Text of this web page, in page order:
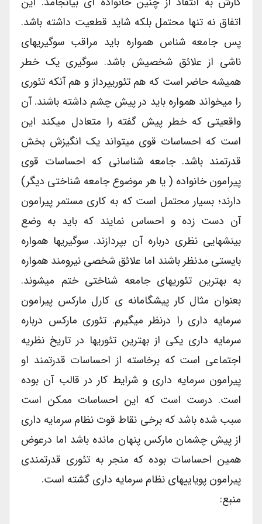
اتفاق نه تنها محتمل بلکه شاید قطعیت داشته باشد.
پس جامعه شناس همواره باید مراقب سوگیریهای
ناشی از علائق شخصیش باشد. سوگیری یک خطر
همیشه حاضر است که هم تئوریپرداز و هم آنکه تئوری
را میخواند همواره باید در پیش چشم داشته باشند. آن
واقعیتی که خطر پیش گفته را متعادل میکند این
است که احساسات قوی میتواند یک انگیزش بخش
قدرتمند باشد. جامعه شناسانی که احساسات قوی
پیرامون خانواده ( یا هر موضوع جامعه شناختی دیگر)
دارند؛ بسیار محتمل است که به کاری مستمر پیرامون
آن دست زده و احساس نمایند که باید به وضع
بینشهایی نظری درباره آن بپردازند. سوگیریها همواره
بایستی مدنظر باشند اما علائق شخصی نیرومند همواره
به بهترین تئوریهای جامعه شناختی ختم میشوند.
بعنوان مثال کار پیشگامانه ی کارل مارکس پیرامون
سرمایه داری را درنظر میگیرم. تئوری مارکس درباره
سرمایه داری یکی از بهترین تئوریها در تاریخ نظریه
اجتماعی است که برخاسته از احساسات قدرتمند او
پیرامون سرمایه داری و شرایط کار در قالب آن بوده
است. درست است که این احساسات ممکن است
سبب شده باشد که برخی نقاط قوت نظام سرمایه داری
از پیش چشمان مارکس پنهان مانده باشد اما درعوض
همین احساسات بوده که منجر به تئوری قدرتمندی
پیرامون پویاییهای نظام سرمایه داری گشته است.
منبع: